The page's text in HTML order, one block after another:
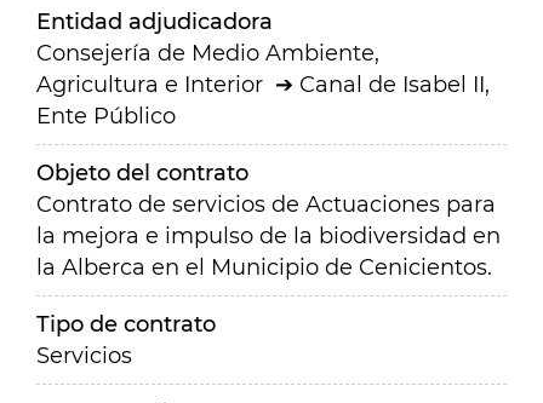
Entidad adjudicadora
Consejería de Medio Ambiente,
Agricultura e Interior
Canal de Isabel II,
Ente Público
Objeto del contrato
Contrato de servicios de Actuaciones para
la mejora e impulso de la biodiversidad en
la Alberca en el Municipio de Cenicientos.
Tipo de contrato
Servicios